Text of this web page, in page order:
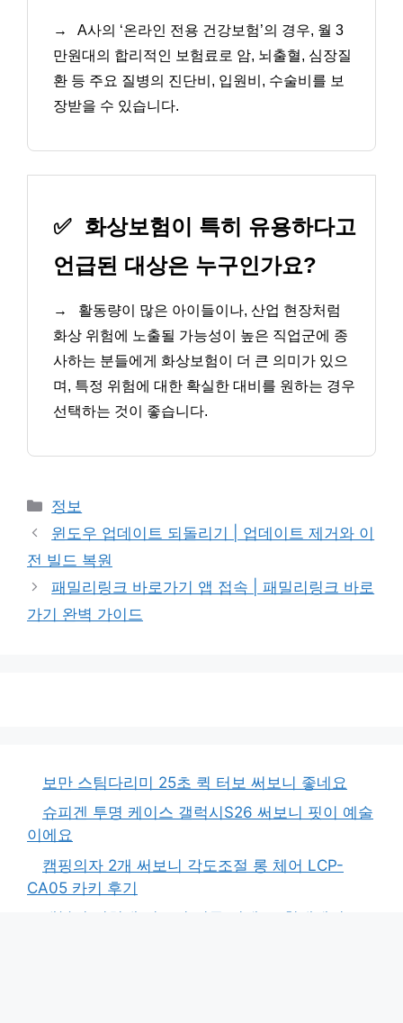
→
A사의 ‘온라인 전용 건강보험’의 경우, 월 3
만원대의 합리적인 보험료로 암, 뇌출혈, 심장질
환 등 주요 질병의 진단비, 입원비, 수술비를 보
장받을 수 있습니다.
✅ 화상보험이 특히 유용하다고
언급된 대상은 누구인가요?
→
활동량이 많은 아이들이나, 산업 현장처럼
화상 위험에 노출될 가능성이 높은 직업군에 종
사하는 분들에게 화상보험이 더 큰 의미가 있으
며, 특정 위험에 대한 확실한 대비를 원하는 경우
선택하는 것이 좋습니다.
카
테
리
정보
윈도우 업데이트 되돌리기 | 업데이트 제거와 이
전 빌드 복원
패밀리링크 바로가기 앱 접속 | 패밀리링크 바로
가기 완벽 가이드
보만 스팀다리미 25초 퀵 터보 써보니 좋네요
슈피겐 투명 케이스 갤럭시S26 써보니 핏이 예술
이에요
캠핑의자 2개 써보니 각도조절 롱 체어 LCP-
CA05 카키 후기
태블릿 거치대 써보니 너무 편해요, 침대에서도